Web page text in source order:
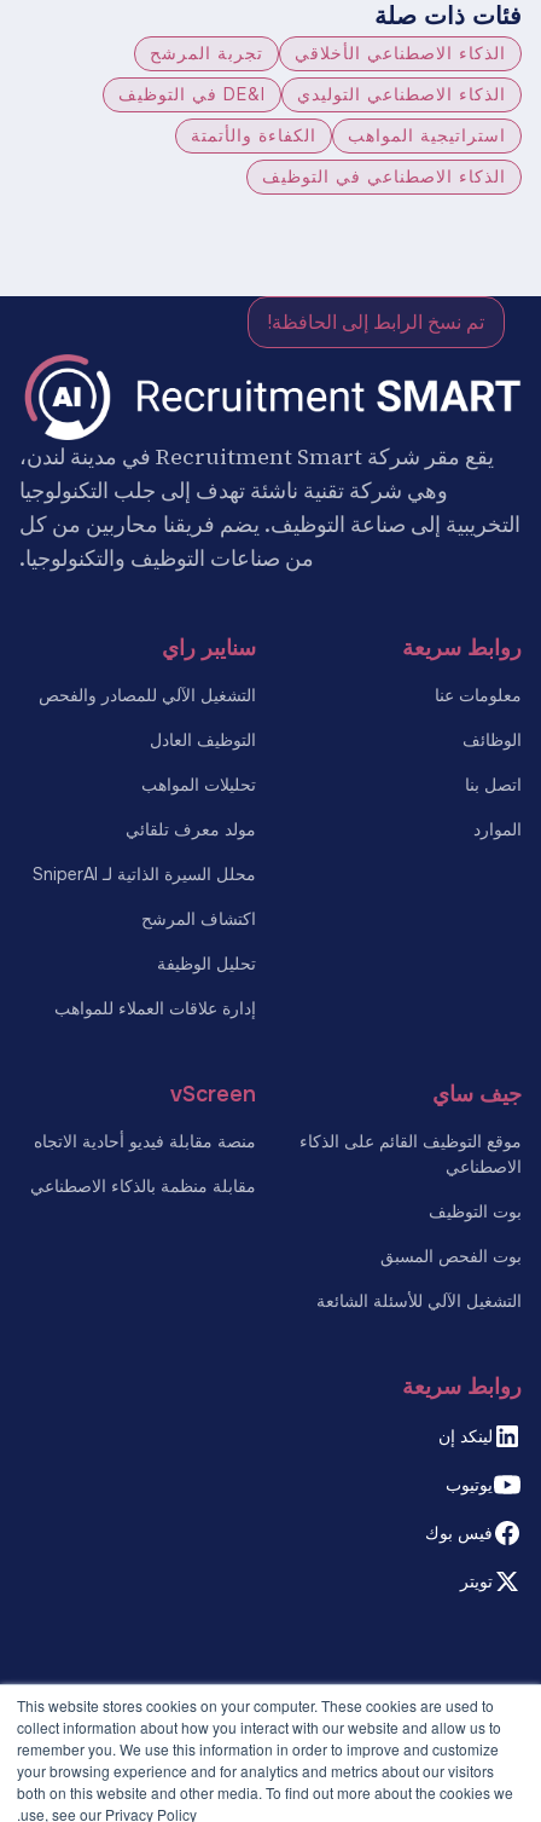
This website stores cookies on your computer. These cookies are used to
collect information about how you interact with our website and allow us to
remember you. We use this information in order to improve and customize
your browsing experience and for analytics and metrics about our visitors
both on this website and other media. To find out more about the cookies we
use, see our Privacy Policy.
فئات ذات صلة
الذكاء الاصطناعي الأخلاقي
تجربة المرشح
الذكاء الاصطناعي التوليدي
DE&I في التوظيف
استراتيجية المواهب
الكفاءة والأتمتة
الذكاء الاصطناعي في التوظيف
تم نسخ الرابط إلى الحافظة!
يقع مقر شركة Recruitment Smart في مدينة لندن،
وهي شركة تقنية ناشئة تهدف إلى جلب التكنولوجيا
التخريبية إلى صناعة التوظيف. يضم فريقنا محاربين من كل
من صناعات التوظيف والتكنولوجيا.
روابط سريعة
معلومات عنا
الوظائف
اتصل بنا
الموارد
سنايبر راي
التشغيل الآلي للمصادر والفحص
التوظيف العادل
تحليلات المواهب
مولد معرف تلقائي
محلل السيرة الذاتية لـ SniperAI
اكتشاف المرشح
تحليل الوظيفة
إدارة علاقات العملاء للمواهب
جيف ساي
موقع التوظيف القائم على الذكاء
الاصطناعي
بوت التوظيف
بوت الفحص المسبق
التشغيل الآلي للأسئلة الشائعة
vScreen
منصة مقابلة فيديو أحادية الاتجاه
مقابلة منظمة بالذكاء الاصطناعي
روابط سريعة
لينكد إن
يوتيوب
فيس بوك
تويتر
سياسة الخصوصية
الإصدارات
الأمان والامتثال
الشروط والأحكام